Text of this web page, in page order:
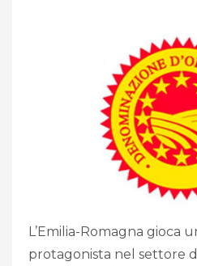
L’Emilia-Romagna gioca
protagonista nel settore